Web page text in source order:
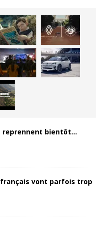
reprennent bientôt…
français vont parfois trop